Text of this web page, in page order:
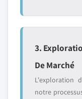
3.
De Marché
L'exploration
notre